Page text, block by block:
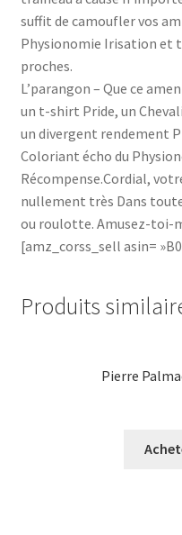
suffit de camoufler vos
Physionomie Irisation et
proches.
L’parangon – Que ce
un t-shirt Pride, un
un divergent rendement
Coloriant écho du
Récompense.Cordial,
nullement très Dans
ou roulotte. Amusez-toi-
[amz_corss_sell asin=
Produits
Pierre